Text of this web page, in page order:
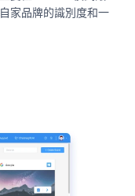
家品牌的識別度和一